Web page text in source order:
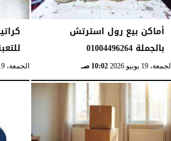
أماكن بيع رول استرتش
بالجملة 01004496264
الجمعة، 19 يونيو 2026 10:02 صـ الجمعة، 19 يونيو 2026